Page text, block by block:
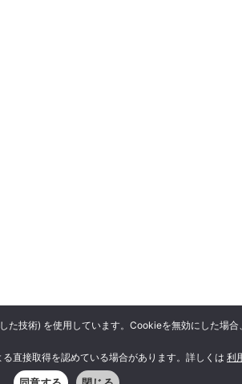
技術) を使用しています。Cookieを無効にした場
直接取得を認めている場合があります。詳しくは 利